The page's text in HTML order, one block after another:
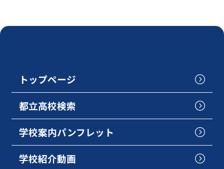
トップページ
都立高校検索
学校案内パンフレット
学校紹介動画